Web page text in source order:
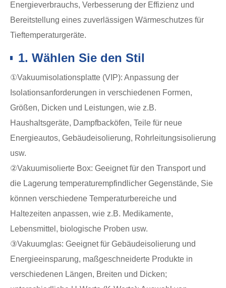
Energieverbrauchs, Verbesserung der Effizienz und
Bereitstellung eines zuverlässigen Wärmeschutzes für
Tieftemperaturgeräte.
1. Wählen Sie den Stil
①Vakuumisolationsplatte (VIP): Anpassung der
Isolationsanforderungen in verschiedenen Formen,
Größen, Dicken und Leistungen, wie z.B.
Haushaltsgeräte, Dampfbacköfen, Teile für neue
Energieautos, Gebäudeisolierung, Rohrleitungsisolierung
usw.
②Vakuumisolierte Box: Geeignet für den Transport und
die Lagerung temperaturempfindlicher Gegenstände, Sie
können verschiedene Temperaturbereiche und
Haltezeiten anpassen, wie z.B. Medikamente,
Lebensmittel, biologische Proben usw.
③Vakuumglas: Geeignet für Gebäudeisolierung und
Energieeinsparung, maßgeschneiderte Produkte in
verschiedenen Längen, Breiten und Dicken;